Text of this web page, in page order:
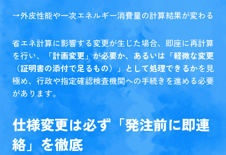
→外皮性能や一次エネルギー消費量の計算結果が変わる
省エネ計算に影響する変更が生じた場合、即座に再計算
を行い、
「計画変更」が必要か、あるいは「軽微な変更
（証明書の添付で足るもの）」として処理できるかを見
極め、行政や指定確認検査機関への手続きを進める必要
があります。
仕様変更は必ず「発注前に即連
絡」を徹底